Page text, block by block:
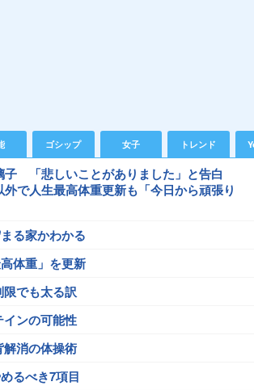
ゴシップ 女子 トレンド
子 「悲しいことがありました」と告白
外で人生最高体重更新も「今日から頑張り
る家かわかる
体重」を更新
でも太る訳
ンの可能性
消の体操術
るべき7項目